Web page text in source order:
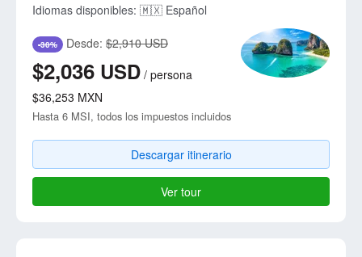
Idiomas disponibles: 🇲🇽 Español
-30% Desde: $2,910 USD
$2,036 USD / persona
$36,253 MXN
Hasta 6 MSI, todos los impuestos incluidos
Descargar itinerario
Ver tour